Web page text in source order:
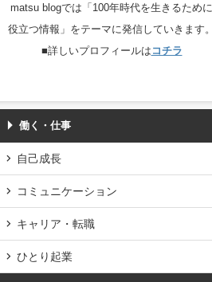
matsu blogでは「100年時代を生きるために
役立つ情報」をテーマに発信していきます。
■詳しいプロフィールは コチラ
働く・仕事
自己成長
コミュニケーション
キャリア・転職
ひとり起業